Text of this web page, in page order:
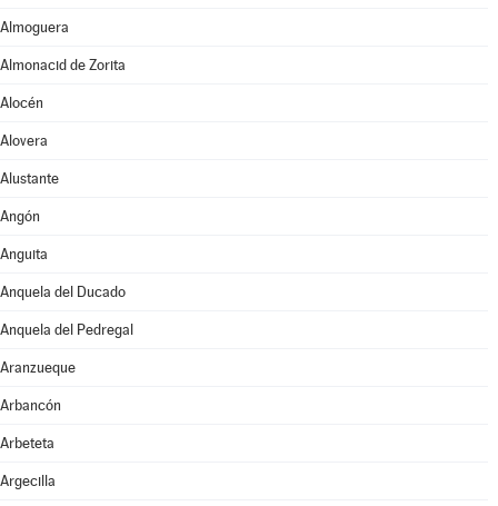
Almoguera
Almonacid de Zorita
Alocén
Alovera
Alustante
Angón
Anguita
Anquela del Ducado
Anquela del Pedregal
Aranzueque
Arbancón
Arbeteta
Argecilla